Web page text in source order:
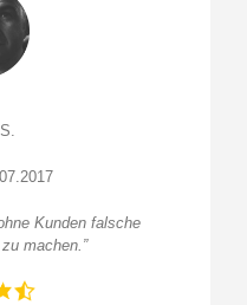
Kunden falsche
machen.”